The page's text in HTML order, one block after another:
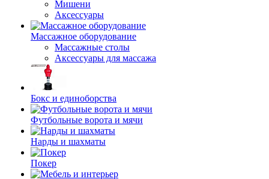
Мишени
Аксессуары
Массажное оборудование
Массажные столы
Аксессуары для массажа
Бокс и единоборства
Футбольные ворота и мячи
Нарды и шахматы
Покер